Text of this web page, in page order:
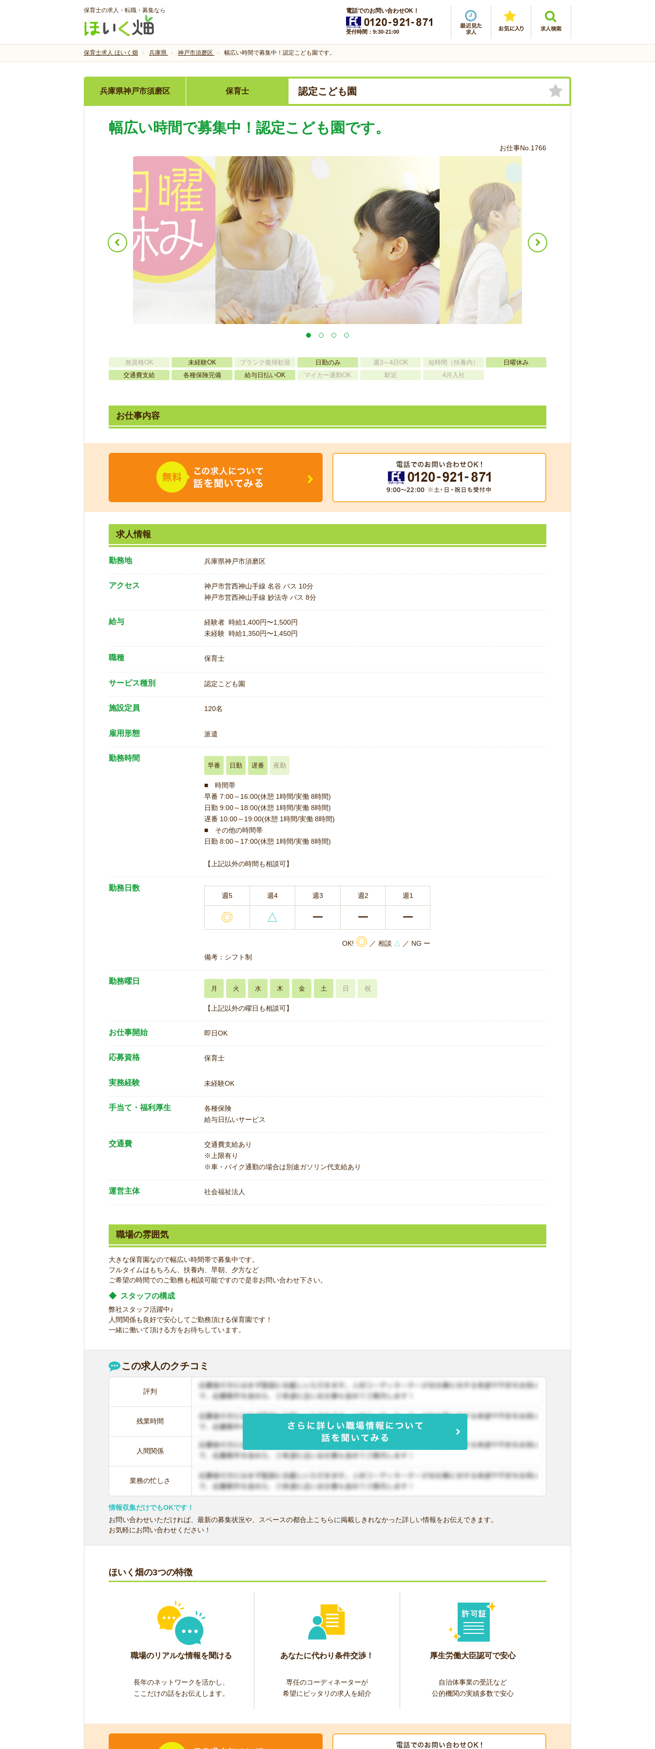
保育士の求人・転職・募集なら 電話でのお問い合わせOK！
受付時間：9:30-21:00
保育士求人 ほいく畑 兵庫県 神戸市須磨区 幅広い時間で募集中！認定こども園です。
兵庫県神戸市須磨区 保育士 認定こども園
幅広い時間で募集中！認定こども園です。
お仕事No.1766
無資格OK 未経験OK ブランク復帰歓迎 日勤のみ 週3～4日OK 短時間（扶養内）
日曜休み
交通費支給
各種保険完備 給与日払いOK マイカー通勤OK 駅近 4月入社
お仕事内容
求人情報
勤務地 兵庫県神戸市須磨区
アクセス
神戸市営西神山手線 名谷 バス 10分
神戸市営西神山手線 妙法寺 バス 8分
給与
経験者 時給1,400円〜1,500円
未経験 時給1,350円〜1,450円
職種 保育士
サービス種別 認定こども園
施設定員 120名
雇用形態 派遣
勤務時間
早番 日勤 遅番 夜勤
■ 時間帯
早番 7:00～16:00(休憩 1時間/実働 8時間)
日勤 9:00～18:00(休憩 1時間/実働 8時間)
遅番 10:00～19:00(休憩 1時間/実働 8時間)
■ その他の時間帯
日勤 8:00～17:00(休憩 1時間/実働 8時間)
【上記以外の時間も相談可】
勤務日数
週5 週4 週3 週2 週1
◎ △ ー ー ー
OK! ◎ ／ 相談 △ ／ NG ー
備考：シフト制
勤務曜日
月 火 水 木 金 土 日 祝
【上記以外の曜日も相談可】
お仕事開始 即日OK
応募資格 保育士
実務経験 未経験OK
手当て・福利厚生
各種保険
給与日払いサービス
交通費
交通費支給あり
※上限有り
※車・バイク通勤の場合は別途ガソリン代支給あり
運営主体 社会福祉法人
職場の雰囲気
大きな保育園なので幅広い時間帯で募集中です。
フルタイムはもちろん、扶養内、早朝、夕方など
ご希望の時間でのご勤務も相談可能ですので是非お問い合わせ下さい。
◆ スタッフの構成
弊社スタッフ活躍中♪
人間関係も良好で安心してご勤務頂ける保育園です！
一緒に働いて頂ける方をお待ちしています。
この求人のクチコミ
評判
残業時間
人間関係
業務の忙しさ
情報収集だけでもOKです！
お問い合わせいただければ、最新の募集状況や、スペースの都合上こちらに掲載しきれなかった詳しい情報をお伝えできます。
お気軽にお問い合わせください！
ほいく畑の3つの特徴
職場のリアルな情報を聞ける
長年のネットワークを活かし、
ここだけの話をお伝えします。
あなたに代わり条件交渉！
専任のコーディネーターが
希望にピッタリの求人を紹介
厚生労働大臣認可で安心
自治体事業の受託など
公的機関の実績多数で安心